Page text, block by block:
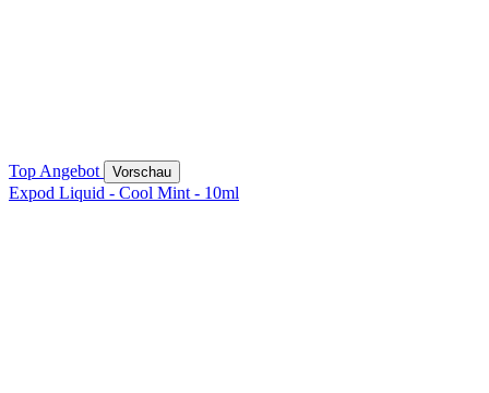
Top Angebot Vorschau
Expod Liquid - Cool Mint - 10ml